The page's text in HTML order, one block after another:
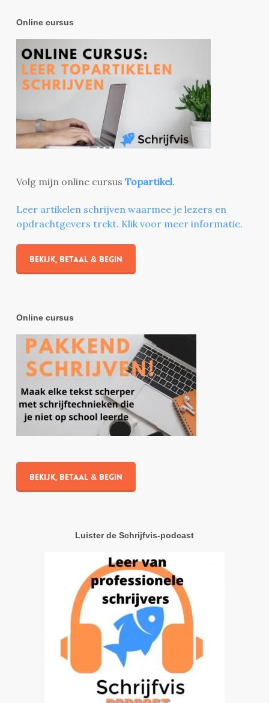
Online cursus
Volg mijn online cursus Topartikel.
Leer artikelen schrijven waarmee je lezers en
opdrachtgevers trekt. Klik voor meer informatie.
Bekijk, betaal & begin
Online cursus
Bekijk, betaal & begin
Luister de Schrijfvis-podcast